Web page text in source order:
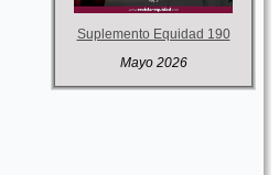
Suplemento Equidad 190
Mayo 2026